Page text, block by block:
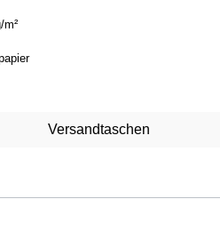
Versandtaschen